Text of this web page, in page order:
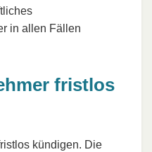
in allen Fällen
fristlos
kündigen. Die